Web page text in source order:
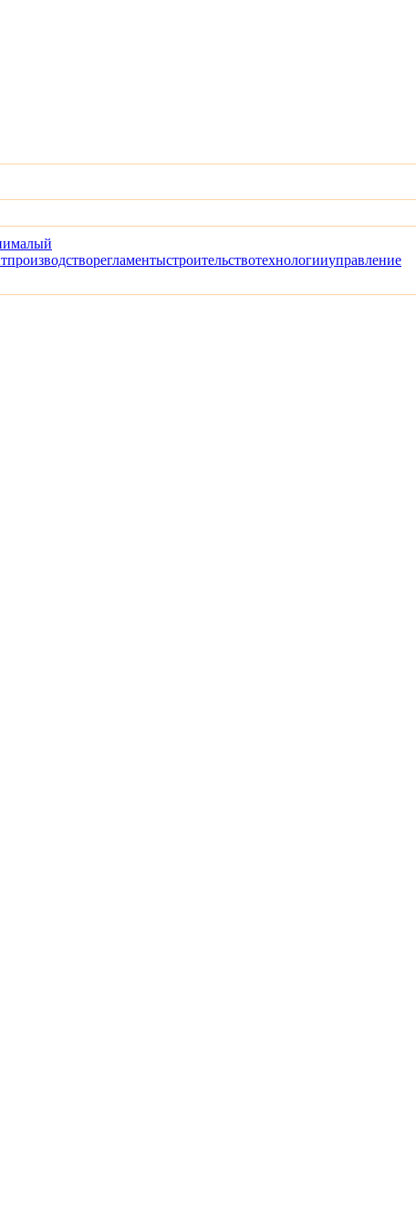
малый
производстворегламентыстроительствотехнологииуправление